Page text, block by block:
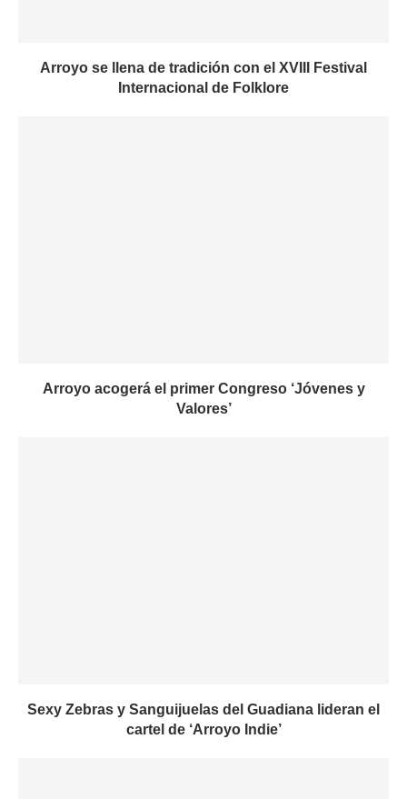
Arroyo se llena de tradición con el XVIII Festival
Internacional de Folklore
Arroyo acogerá el primer Congreso ‘Jóvenes y
Valores’
Sexy Zebras y Sanguijuelas del Guadiana lideran el
cartel de ‘Arroyo Indie’